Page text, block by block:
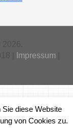
Impressum
diese Website
von Cookies zu.